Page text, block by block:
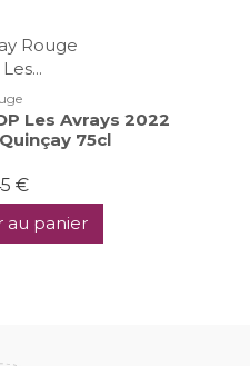
Les Avrays 2022
75cl
€
au panier